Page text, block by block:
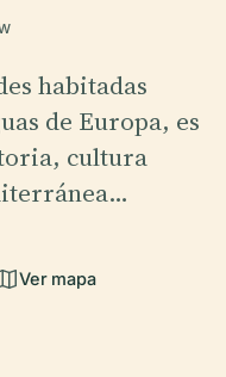
habitadas
de Europa, es
cultura
Ver mapa